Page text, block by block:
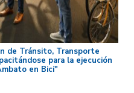
de Tránsito, Transporte
para la ejecución
en Bici"